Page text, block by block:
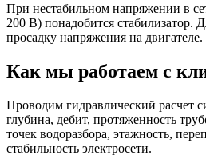
При нестабильном напряжении в
200 В) понадобится стабилизатор.
просадку напряжения на двигателе.
Как мы работаем с
Проводим гидравлический расчет
глубина, дебит, протяженность
точек водоразбора, этажность,
стабильность электросети.